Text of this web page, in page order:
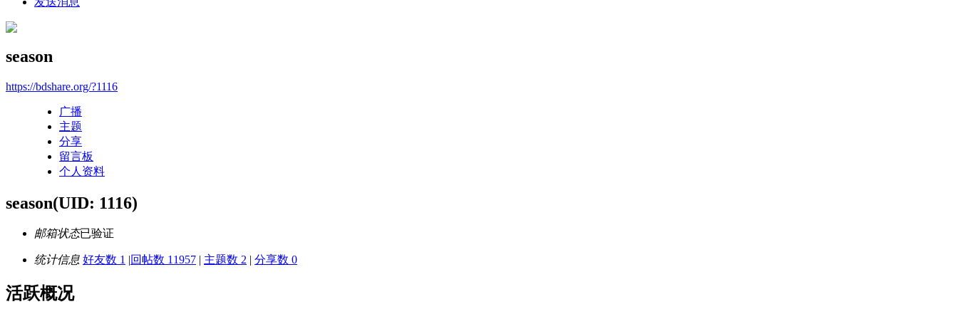
season
https://bdshare.org/?1116
广播
主题
分享
留言板
个人资料
season(UID: 1116)
邮箱状态已验证
统计信息 好友数 1 |回帖数 11957 | 主题数 2 | 分享数 0
活跃概况